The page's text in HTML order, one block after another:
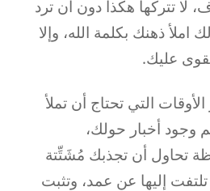
لا تتركها هكذا دون أن ترد
املأ ذهنك بكلمة الله، وإلا
عليك.
التي تحتاج أن تملأ
وجود أخبار حولك،
تحاول أن تجذبك مُشَتِّتة
إليها عن عمد، وتثبت